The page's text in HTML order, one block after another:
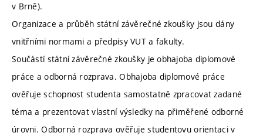
v Brně).
Organizace a průběh státní závěrečné zkoušky jsou dány
vnitřními normami a předpisy VUT a fakulty.
Součástí státní závěrečné zkoušky je obhajoba diplomové
práce a odborná rozprava. Obhajoba diplomové práce
ověřuje schopnost studenta samostatně zpracovat zadané
téma a prezentovat vlastní výsledky na přiměřené odborné
úrovni. Odborná rozprava ověřuje studentovu orientaci v